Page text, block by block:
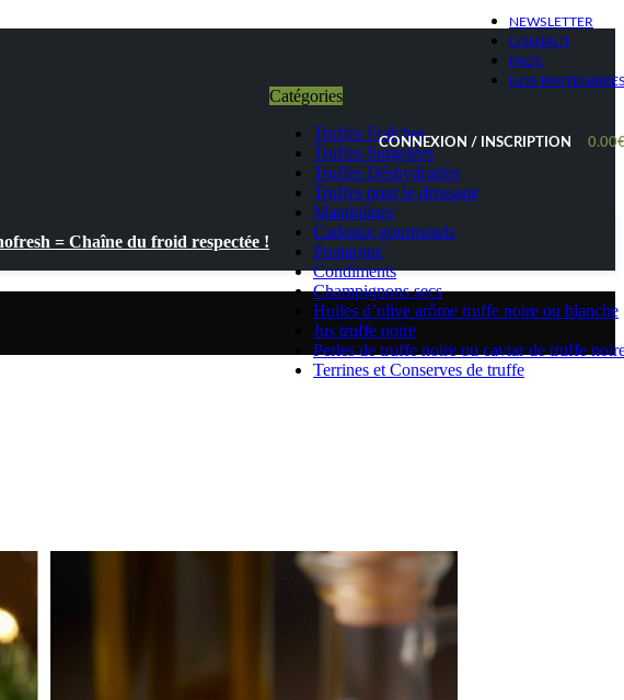
NEWSLETTER
CONTACT
FAQS
NOS
CONNEXION / INSCRIPTION 0.00
= Chaîne du froid respectée !
Catégories
Truffes Fraîches
Truffes Surgelées
Truffes Déshydratées
Truffes pour le dressage
Mandolines
Cadeaux gourmands
Poutargue
Condiments
Champignons secs
Huiles d’olive arôme truffe noire ou blanche
Jus truffe noire
Perles de truffe noire ou caviar de truffe
Terrines et Conserves de truffe